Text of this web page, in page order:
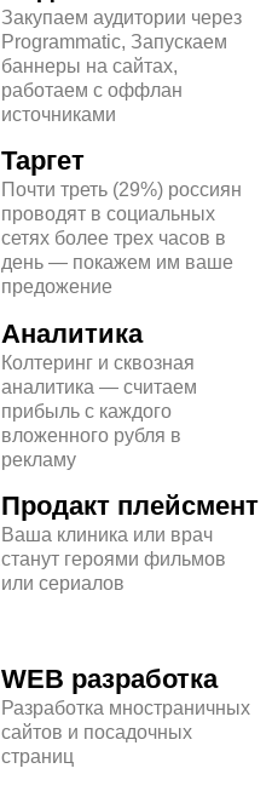
Закупаем аудитории через
Programmatic, Запускаем
баннеры на сайтах,
работаем с оффлан
источниками
Таргет
Почти треть (29%) россиян
проводят в социальных
сетях более трех часов в
день — покажем им ваше
предожение
Аналитика
Колтеринг и сквозная
аналитика — считаем
прибыль с каждого
вложенного рубля в
рекламу
Продакт плейсмент
Ваша клиника или врач
станут героями фильмов
или сериалов
WEB разработка
Разработка мностраничных
сайтов и посадочных
страниц